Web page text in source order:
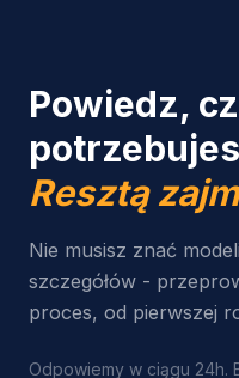
Powiedz,
Resztą
Nie musisz znać
szczegółów -
proces, od pierwszej
Odpowiemy w ciągu 24h.